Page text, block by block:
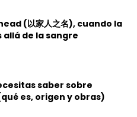
(以家人之名), cuando la
de la sangre
saber sobre
es, origen y obras)